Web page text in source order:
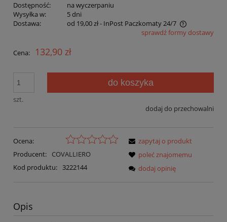
Dostępność:
na wyczerpaniu
Wysyłka w:
5 dni
Dostawa:
od 19,00 zł- InPost Paczkomaty 24/7
Cena nie zawiera ewentualnych kosztów płatnościsprawdź formy dostawy
Cena: 132,90 zł
szt.
do koszyka
dodaj do przechowalni
Ocena:
Producent:
COVALLIERO
Kod produktu:
3222144
zapytaj o produkt
poleć znajomemu
dodaj opinię
Opis